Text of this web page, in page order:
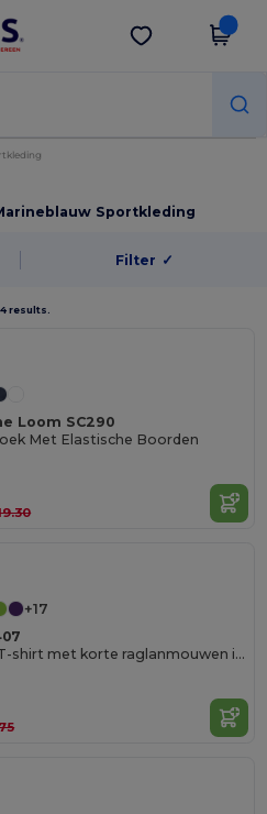
Download app
Sportkleding
Filter ✓
results.
Loom SC290
Met Elastische Boorden
+17
BAHRAIN T-shirt met korte raglanmouwen in technisch weefsel